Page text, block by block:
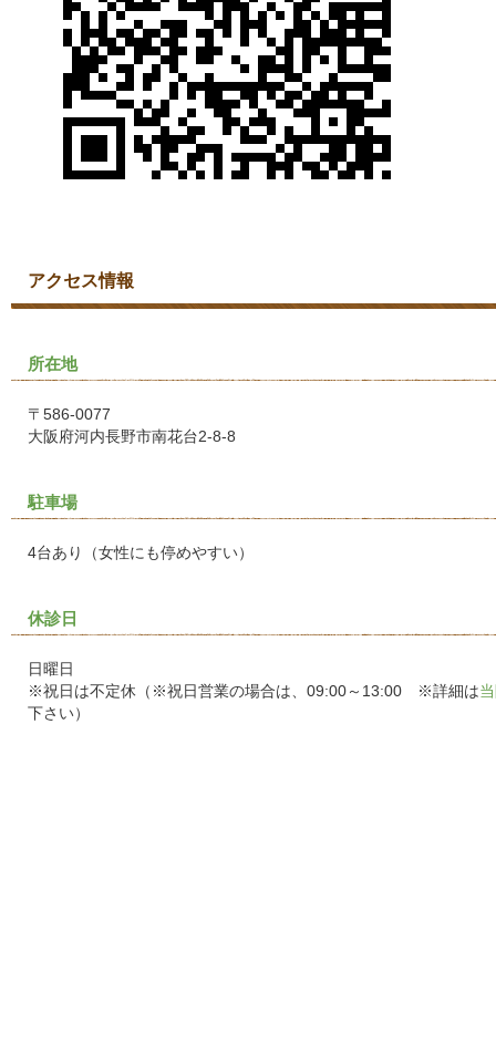
アクセス情報
所在地
〒586-0077
大阪府河内長野市南花台2-8-8
駐車場
4台あり（女性にも停めやすい）
休診日
日曜日
※祝日は不定休（※祝日営業の場合は、09:00～13:00 ※詳細は
下さい）